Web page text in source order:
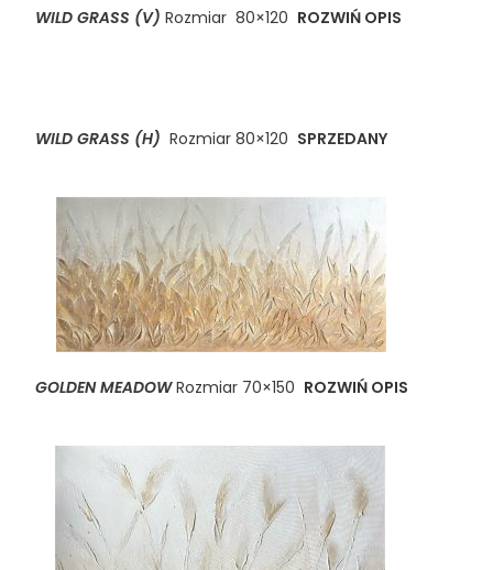
WILD GRASS (V)Rozmiar 80×120 ROZWIŃ OPIS
WILD GRASS (H)Rozmiar 80×120 SPRZEDANY
GOLDEN MEADOWRozmiar 70×150 ROZWIŃ OPIS